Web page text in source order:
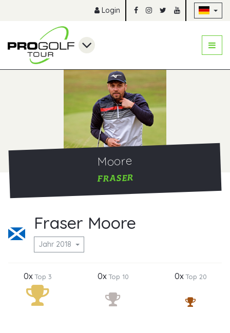
Login
Moore
FRASER
Fraser Moore
Jahr 2018
0xTop 3 0xTop 10 0xTop 20